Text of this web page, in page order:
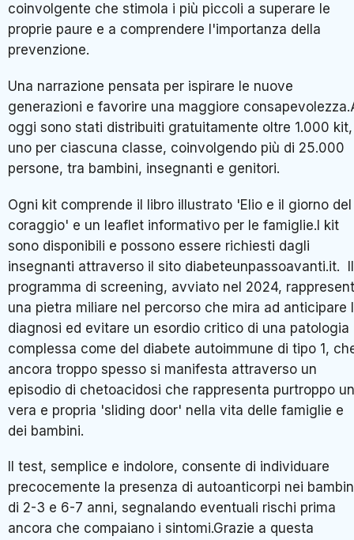
coinvolgente che stimola i più piccoli a superare le
proprie paure e a comprendere l'importanza della
prevenzione.
Una narrazione pensata per ispirare le nuove
generazioni e favorire una maggiore
oggi sono stati distribuiti gratuitamente oltre 1.000 kit,
uno per ciascuna classe, coinvolgendo più di 25.000
persone, tra bambini, insegnanti e genitori.
Ogni kit comprende il libro illustrato 'Elio e il giorno del
coraggio' e un leaflet informativo per le famiglie.I kit
sono disponibili e possono essere richiesti dagli
insegnanti attraverso il sito diabeteunpassoavanti.it. Il
programma di screening, avviato nel 2024,
una pietra miliare nel percorso che mira ad anticipare
diagnosi ed evitare un esordio critico di una patologia
complessa come del diabete autoimmune di tipo 1,
ancora troppo spesso si manifesta attraverso un
episodio di chetoacidosi che rappresenta purtroppo
vera e propria 'sliding door' nella vita delle famiglie e
dei bambini.
Il test, semplice e indolore, consente di individuare
precocemente la presenza di autoanticorpi nei
di 2-3 e 6-7 anni, segnalando eventuali rischi prima
ancora che compaiano i sintomi.Grazie a questa